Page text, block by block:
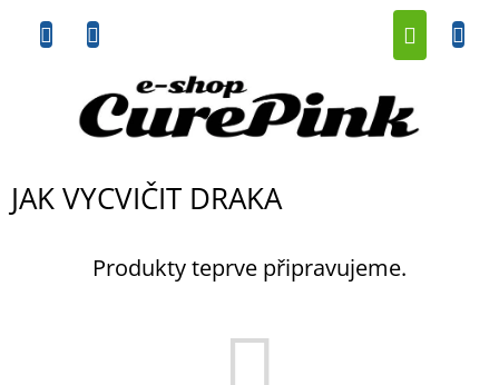
obsah
JAK VYCVIČIT DRAKA
Produkty teprve připravujeme.